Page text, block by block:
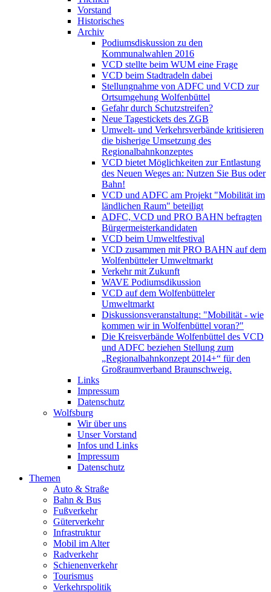
Vorstand
Historisches
Archiv
Podiumsdiskussion zu den
Kommunalwahlen 2016
VCD stellte beim WUM eine Frage
VCD beim Stadtradeln dabei
Stellungnahme von ADFC und VCD zur
Ortsumgehung Wolfenbüttel
Gefahr durch Schutzstreifen?
Neue Tagestickets des ZGB
Umwelt- und Verkehrsverbände kritisieren
die bisherige Umsetzung des
Regionalbahnkonzeptes
VCD bietet Möglichkeiten zur Entlastung
des Neuen Weges an: Nutzen Sie Bus oder
Bahn!
VCD und ADFC am Projekt "Mobilität im
ländlichen Raum" beteiligt
ADFC, VCD und PRO BAHN befragten
Bürgermeisterkandidaten
VCD beim Umweltfestival
VCD zusammen mit PRO BAHN auf dem
Wolfenbütteler Umweltmarkt
Verkehr mit Zukunft
WAVE Podiumsdikussion
VCD auf dem Wolfenbütteler
Umweltmarkt
Diskussionsveranstaltung: "Mobilität - wie
kommen wir in Wolfenbüttel voran?"
Die Kreisverbände Wolfenbüttel des VCD
und ADFC beziehen Stellung zum
„Regionalbahnkonzept 2014+“ für den
Großraumverband Braunschweig.
Links
Impressum
Datenschutz
Wolfsburg
Wir über uns
Unser Vorstand
Infos und Links
Impressum
Datenschutz
Themen
Auto & Straße
Bahn & Bus
Fußverkehr
Güterverkehr
Infrastruktur
Mobil im Alter
Radverkehr
Schienenverkehr
Tourismus
Verkehrspolitik